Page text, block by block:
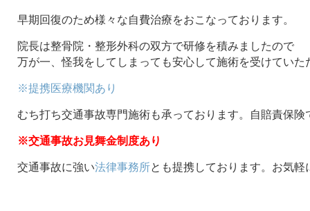
早期回復のため様々な自費治療をおこなっております。
院長は整骨院・整形外科の双方で研修を積みましたので
万が一、怪我をしてしまっても安心して施術を受けていた
※提携医療機関あり
むち打ち交通事故専門施術も承っております。自賠責保険
※交通事故お見舞金制度あり
交通事故に強い法律事務所とも提携しております。お気軽